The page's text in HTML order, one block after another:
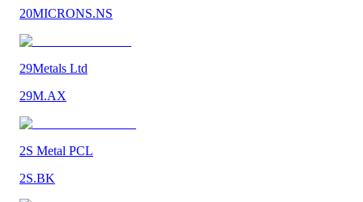
20MICRONS.NS
29Metals Ltd
29M.AX
2S Metal PCL
2S.BK